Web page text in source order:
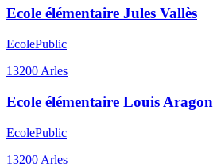
Ecole élémentaire Jules Vallès
EcolePublic
13200 Arles
Ecole élémentaire Louis Aragon
EcolePublic
13200 Arles